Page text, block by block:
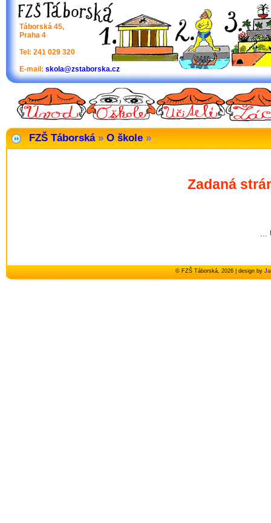
Táborská 45,
Praha 4
Tel: 241 029 320
E-mail: skola@zstaborska.cz
FZŠ Táborská » O škole »
Zadaná
...
© FZŠ Táborská, 2026 | design by